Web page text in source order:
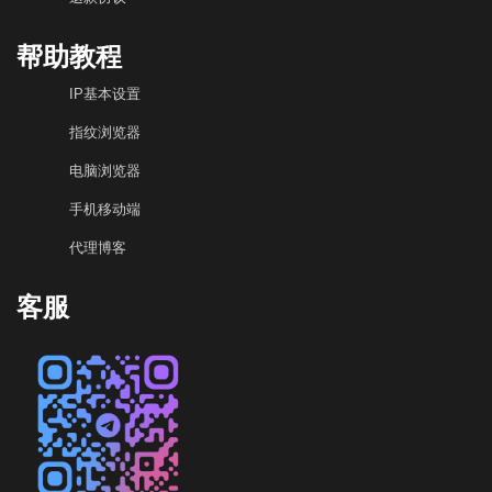
帮助教程
IP基本设置
指纹浏览器
电脑浏览器
手机移动端
代理博客
客服